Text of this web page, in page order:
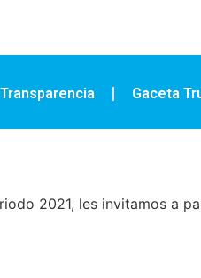
Transparencia Gaceta
2021, les invitamos a